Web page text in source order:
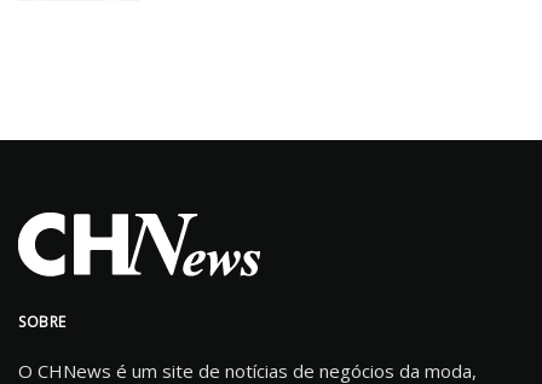
SOBRE
O CHNews é um site de notícias de negócios da moda,